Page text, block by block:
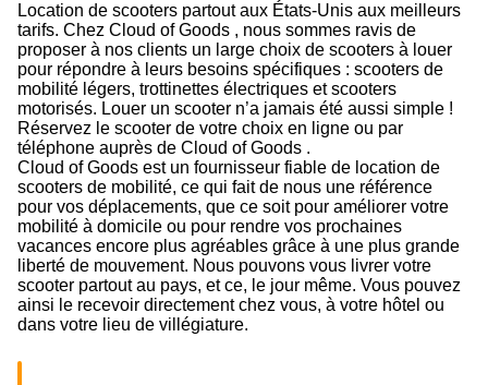
Location de scooters partout aux États-Unis aux meilleurs
tarifs. Chez Cloud of Goods , nous sommes ravis de
proposer à nos clients un large choix de scooters à louer
pour répondre à leurs besoins spécifiques : scooters de
mobilité légers, trottinettes électriques et scooters
motorisés. Louer un scooter n’a jamais été aussi simple !
Réservez le scooter de votre choix en ligne ou par
téléphone auprès de Cloud of Goods .
Cloud of Goods est un fournisseur fiable de location de
scooters de mobilité, ce qui fait de nous une référence
pour vos déplacements, que ce soit pour améliorer votre
mobilité à domicile ou pour rendre vos prochaines
vacances encore plus agréables grâce à une plus grande
liberté de mouvement. Nous pouvons vous livrer votre
scooter partout au pays, et ce, le jour même. Vous pouvez
ainsi le recevoir directement chez vous, à votre hôtel ou
dans votre lieu de villégiature.